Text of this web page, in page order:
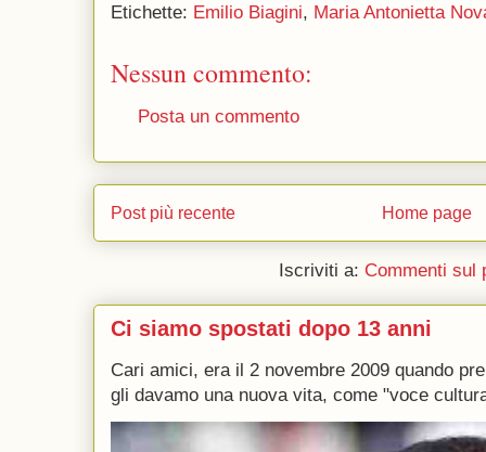
Etichette: Emilio Biagini, Maria Antonietta
Nessun commento:
Posta un commento
Post più recente Home page
Iscriviti a: Commenti sul
Ci siamo spostati dopo 13 anni
Cari amici, era il 2 novembre 2009 quando
gli davamo una nuova vita, come "voce